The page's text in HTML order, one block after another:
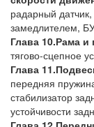
радарный
замедлителем,
Глава 10.Рама и
тягово-сцепное
Глава
передняя
стабилизатор
устойчивости